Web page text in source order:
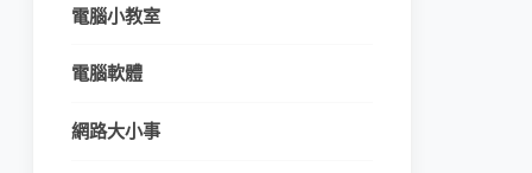
電腦小教室
電腦軟體
網路大小事